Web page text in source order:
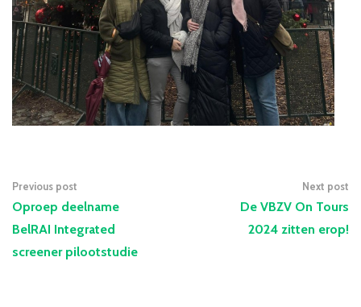
Previous post
Oproep deelname
BelRAI Integrated
screener pilootstudie
Next post
De VBZV On Tours
2024 zitten erop!